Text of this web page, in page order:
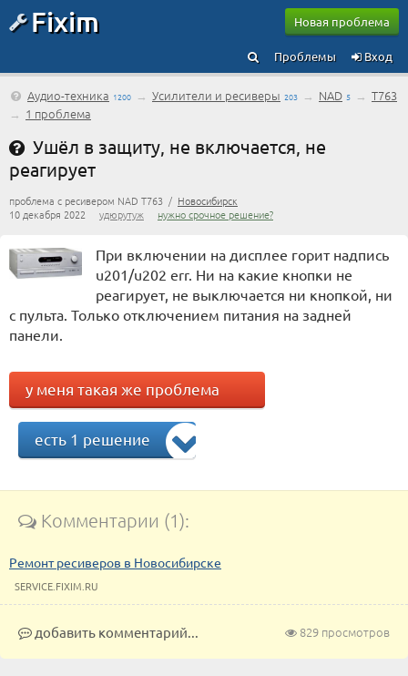
Fixim Новая проблема
Вход
Проблемы
Аудио-техника 1200 → Усилители и ресиверы 203 → NAD 5 → T763
→ 1 проблема
Ушёл в защиту, не включается, не
реагирует
проблема с ресивером NAD T763 / Новосибирск
10 декабря 2022 удюрутуж нужно срочное решение?
При включении на дисплее горит надпись
u201/u202 err. Ни на какие кнопки не
реагирует, не выключается ни кнопкой, ни
с пульта. Только отключением питания на задней
панели.
у меня такая же проблема
есть 1 решение
Комментарии (1):
Ремонт ресиверов в Новосибирске
SERVICE.FIXIM.RU
829 просмотров
добавить комментарий...